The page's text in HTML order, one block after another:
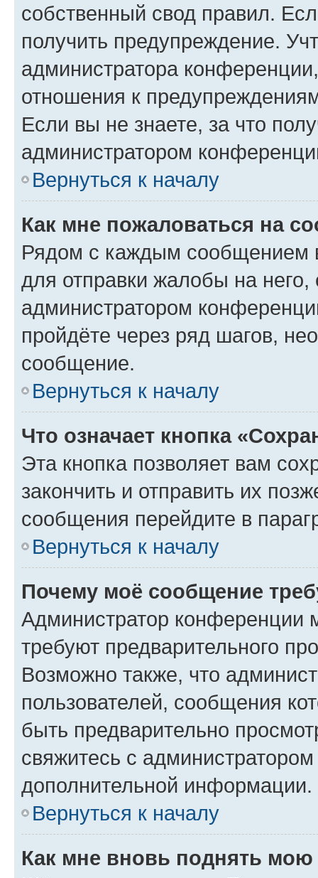
собственный свод правил.
получить предупреждение.
администратора
отношения к
Если вы не знаете, за что
администратором
Вернуться к началу
Как мне пожаловаться на
Рядом с каждым сообщением
для отправки жалобы на
администратором
пройдёте через ряд шагов,
сообщение.
Вернуться к началу
Что означает кнопка
Эта кнопка позволяет вам
закончить и отправить их
сообщения перейдите в
Вернуться к началу
Почему моё сообщение
Администратор конференции
требуют предварительного
Возможно также, что
пользователей, сообщения
быть предварительно
свяжитесь с
дополнительной информации.
Вернуться к началу
Как мне вновь поднять мою